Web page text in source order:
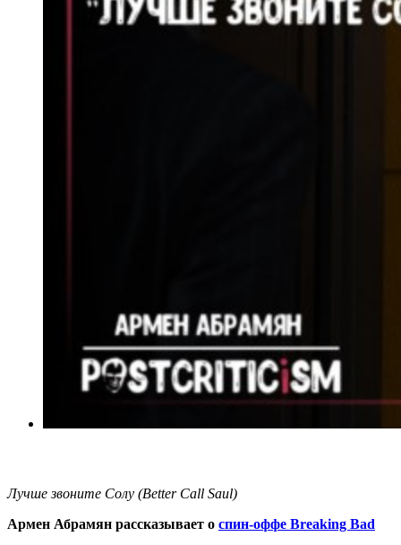
Лучше звоните Солу (Better Call Saul)
Армен Абрамян рассказывает о спин-оффе Breaking Bad